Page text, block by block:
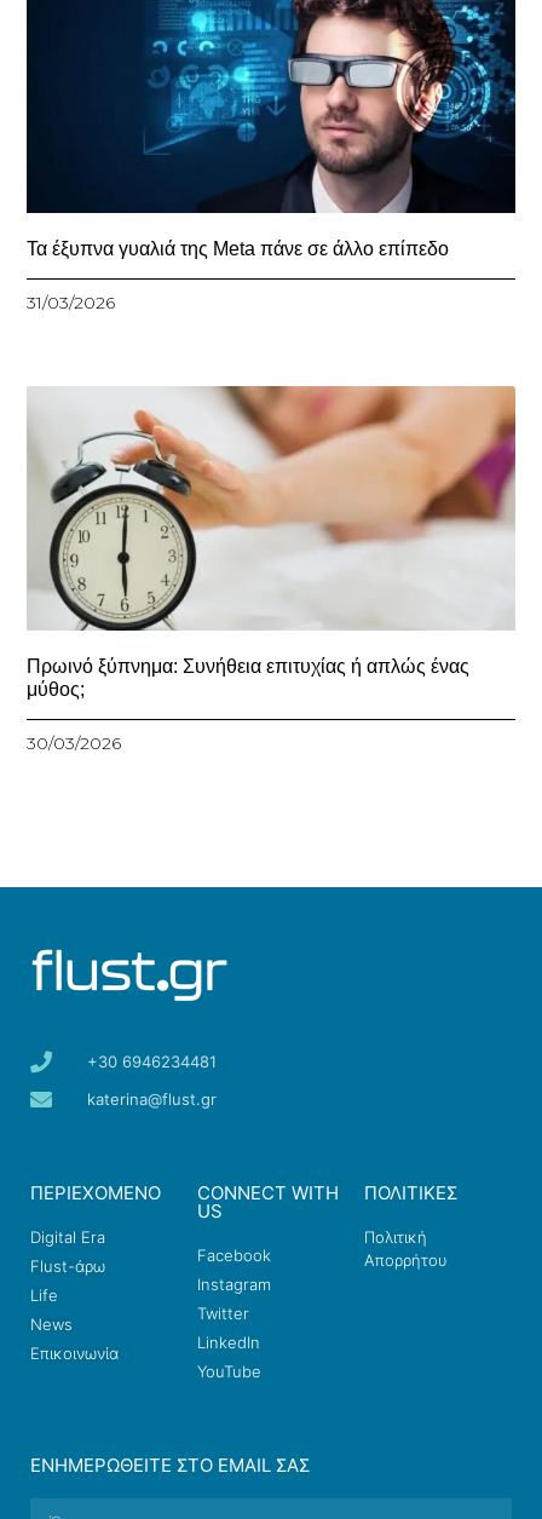
Τα έξυπνα γυαλιά της Meta πάνε σε άλλο επίπεδο
31/03/2026
Πρωινό ξύπνημα: Συνήθεια επιτυχίας ή απλώς ένας
μύθος;
30/03/2026
+30 6946234481
katerina@flust.gr
ΠΕΡΙΕΧΟΜΕΝΟ
Digital Era
Flust-άρω
Life
News
Επικοινωνία
CONNECT WITH
US
Facebook
Instagram
Twitter
LinkedIn
YouTube
ΠΟΛΙΤΙΚΕΣ
Πολιτική
Απορρήτου
ΕΝΗΜΕΡΩΘΕΊΤΕ ΣΤΟ EMAIL ΣΑΣ